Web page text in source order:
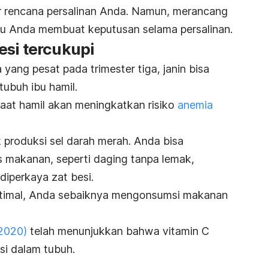
persalinan Anda. Namun, merancang
Anda membuat keputusan selama persalinan.
tercukupi
pesat pada trimester tiga, janin bisa
ibu hamil.
hamil akan meningkatkan risiko anemia
sel darah merah. Anda bisa
makanan, seperti daging tanpa lemak,
zat besi.
Anda sebaiknya mengonsumsi makanan
telah menunjukkan bahwa vitamin C
dalam tubuh.